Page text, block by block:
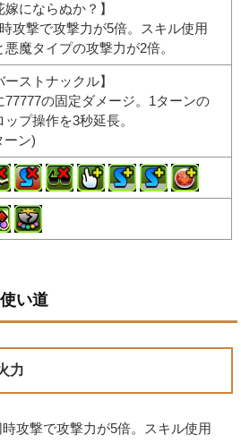
嫁にならぬか？】
攻撃で攻撃力が5倍。スキル使用
悪魔タイプの攻撃力が2倍。
ーストナックル】
77777の固定ダメージ。1ターンの
ップ操作を3秒延長。
ン)
い道
力
攻撃で攻撃力が5倍。スキル使用